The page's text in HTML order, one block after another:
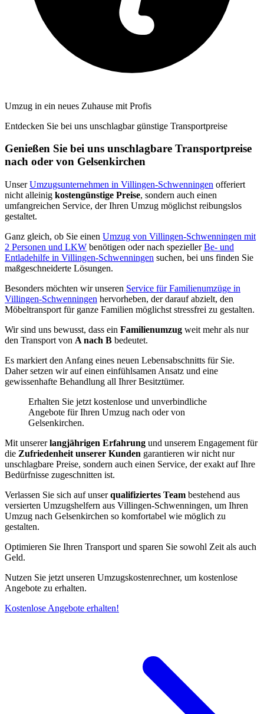
Umzug in ein neues Zuhause mit Profis
Entdecken Sie bei uns unschlagbar günstige Transportpreise
Genießen Sie bei uns unschlagbare Transportpreise
nach oder von Gelsenkirchen
UnserUmzugsunternehmen in Villingen-Schwenningen offeriert
nicht alleinig kostengünstige Preise, sondern auch einen
umfangreichen Service, der Ihren Umzug möglichst reibungslos
gestaltet.
Ganz gleich, ob Sie einen Umzug von Villingen-Schwenningen mit
2 Personen und LKW benötigen oder nach speziellerBe- und
Entladehilfe in Villingen-Schwenningen suchen, bei uns finden Sie
maßgeschneiderte Lösungen.
Besonders möchten wir unseren Service für Familienumzüge in
Villingen-Schwenningen hervorheben, der darauf abzielt, den
Möbeltransport für ganze Familien möglichst stressfrei zu gestalten.
Wir sind uns bewusst, dass ein Familienumzug weit mehr als nur
den Transport von A nach B bedeutet.
Es markiert den Anfang eines neuen Lebensabschnitts für Sie.
Daher setzen wir auf einen einfühlsamen Ansatz und eine
gewissenhafte Behandlung all Ihrer Besitztümer.
Erhalten Sie jetzt kostenlose und unverbindliche
Angebote für Ihren Umzug nach oder von
Gelsenkirchen.
Mit unsererlangjährigen Erfahrung und unserem Engagement für
die Zufriedenheit unserer Kunden garantieren wir nicht nur
unschlagbare Preise, sondern auch einen Service, der exakt auf Ihre
Bedürfnisse zugeschnitten ist.
Verlassen Sie sich auf unserqualifiziertes Team bestehend aus
versierten Umzugshelfern aus Villingen-Schwenningen, um Ihren
Umzug nach Gelsenkirchen so komfortabel wie möglich zu
gestalten.
Optimieren Sie Ihren Transport und sparen Sie sowohl Zeit als auch
Geld.
Nutzen Sie jetzt unseren Umzugskostenrechner, um kostenlose
Angebote zu erhalten.
Kostenlose Angebote erhalten!